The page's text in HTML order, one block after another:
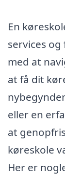
En
services
med at
at få dit
eller en
at
køreskole
Her er